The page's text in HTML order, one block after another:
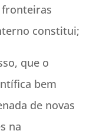
fronteiras
constitui;
que o
bem
de novas
na